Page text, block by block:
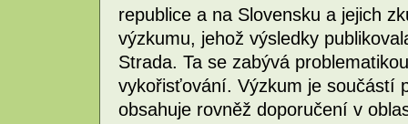
republice a na Slovensku a jejich
výzkumu, jehož výsledky
Strada. Ta se zabývá
vykořisťování. Výzkum je součástí
obsahuje rovněž doporučení v